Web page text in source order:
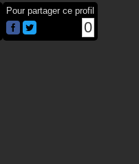
Pour partager ce profil
0